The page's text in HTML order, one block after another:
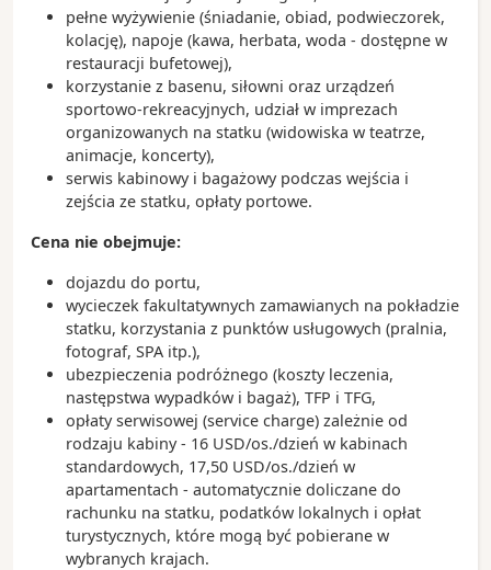
pełne wyżywienie (śniadanie, obiad, podwieczorek,
kolację), napoje (kawa, herbata, woda - dostępne w
restauracji bufetowej),
korzystanie z basenu, siłowni oraz urządzeń
sportowo-rekreacyjnych, udział w imprezach
organizowanych na statku (widowiska w teatrze,
animacje, koncerty),
serwis kabinowy i bagażowy podczas wejścia i
zejścia ze statku, opłaty portowe.
Cena nie obejmuje:
dojazdu do portu,
wycieczek fakultatywnych zamawianych na pokładzie
statku, korzystania z punktów usługowych (pralnia,
fotograf, SPA itp.),
ubezpieczenia podróżnego (koszty leczenia,
następstwa wypadków i bagaż), TFP i TFG,
opłaty serwisowej (service charge) zależnie od
rodzaju kabiny - 16 USD/os./dzień w kabinach
standardowych, 17,50 USD/os./dzień w
apartamentach - automatycznie doliczane do
rachunku na statku, podatków lokalnych i opłat
turystycznych, które mogą być pobierane w
wybranych krajach.